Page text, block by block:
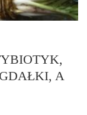
A